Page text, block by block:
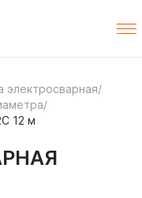
электросварная/
/
12 м